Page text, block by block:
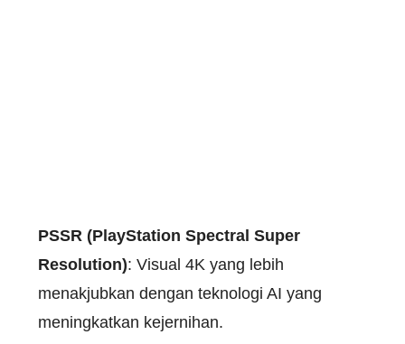
PSSR (PlayStation Spectral Super
Resolution): Visual 4K yang lebih
menakjubkan dengan teknologi AI yang
meningkatkan kejernihan.